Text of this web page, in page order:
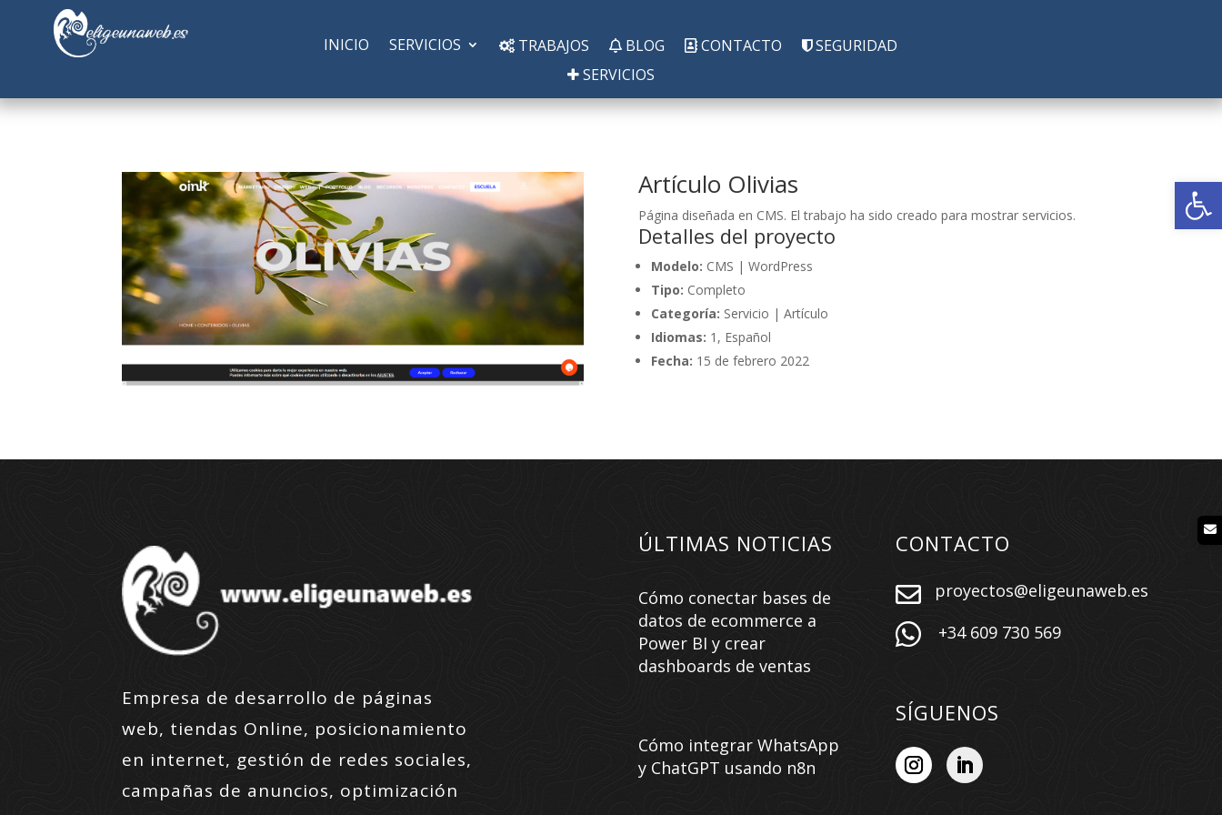
INICIO SERVICIOS TRABAJOS BLOG CONTACTO
SEGURIDAD
SERVICIOS
Artículo Olivias
Página diseñada en CMS. El trabajo ha sido creado para mostrar servicios.
Detalles del proyecto
Modelo: CMS | WordPress
Tipo: Completo
Categoría: Servicio | Artículo
Idiomas: 1, Español
Fecha: 15 de febrero 2022
Empresa de desarrollo de páginas
web, tiendas Online, posicionamiento
en internet, gestión de redes sociales,
campañas de anuncios, optimización
ÚLTIMAS NOTICIAS
Cómo conectar bases de
datos de ecommerce a
Power BI y crear
dashboards de ventas
Cómo integrar WhatsApp
y ChatGPT usando n8n
CONTACTO
 proyectos@eligeunaweb.es
 +34 609 730 569
SÍGUENOS